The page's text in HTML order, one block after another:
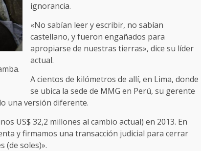
ignorancia.
«No sabían leer y escribir, no sabían
castellano, y fueron engañados para
apropiarse de nuestras tierras», dice su líder
actual.
A cientos de kilómetros de allí, en Lima, donde
se ubica la sede de MMG en Perú, su gerente
una versión diferente.
US$ 32,2 millones al cambio actual) en 2013. En
y firmamos una transacción judicial para cerrar
(de soles)».